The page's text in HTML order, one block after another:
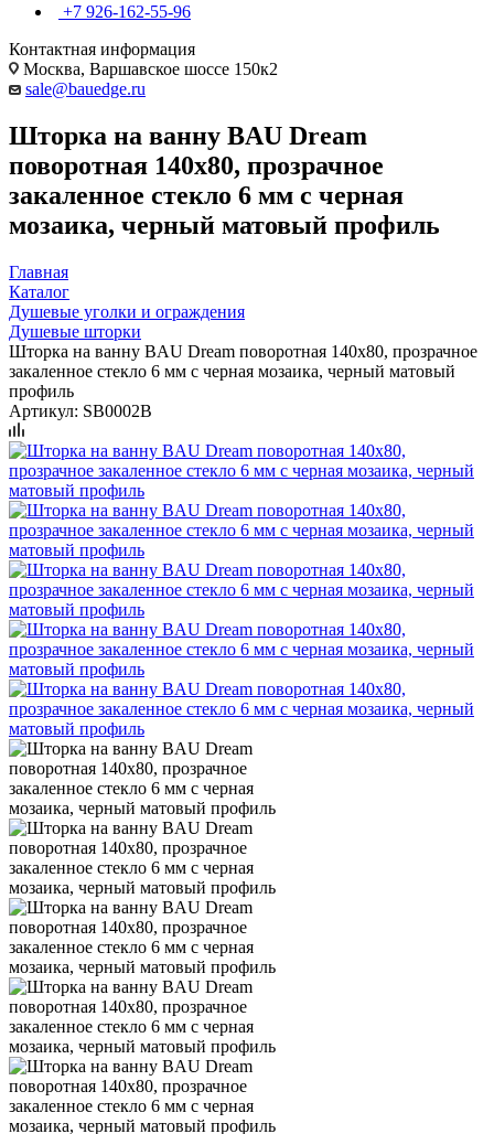
+7 926-162-55-96
Контактная информация
Москва, Варшавское шоссе 150к2
sale@bauedge.ru
Шторка на ванну BAU Dream
поворотная 140x80, прозрачное
закаленное стекло 6 мм с черная
мозаика, черный матовый профиль
Главная
Каталог
Душевые уголки и ограждения
Душевые шторки
Шторка на ванну BAU Dream поворотная 140x80, прозрачное
закаленное стекло 6 мм с черная мозаика, черный матовый
профиль
Артикул: SB0002B